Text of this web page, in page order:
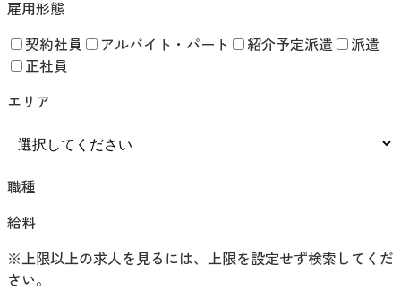
雇用形態
契約社員 アルバイト・パート 紹介予定派遣
派遣
正社員
エリア
職種
給料
※上限以上の求人を見るには、上限を設定せず検索してくだ
さい。